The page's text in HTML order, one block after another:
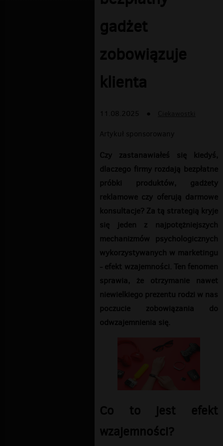
gadżet
zobowiązuje
klienta
11.08.2025 ●
Artykuł sponsorowany
Czy zastanawiałeś się kiedyś,
dlaczego firmy rozdają bezpłatne
próbki produktów, gadżety
reklamowe czy oferują darmowe
konsultacje? Za tą strategią kryje
się jeden z najpotężniejszych
mechanizmów psychologicznych
wykorzystywanych w marketingu
- efekt wzajemności. Ten fenomen
sprawia, że otrzymanie nawet
niewielkiego prezentu rodzi w nas
poczucie zobowiązania do
odwzajemnienia się.
Co to jest efekt
wzajemności?